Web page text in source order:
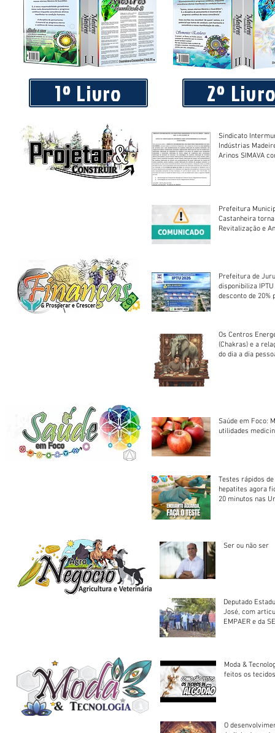
Sindicato Intermunicipal das Indústrias Madeireiras do
Arinos SIMAVA convoca à Assembleia Extraordinária
1º Livro 2º
Sindicato
Indústrias
Arinos SIMAVA convoca à
Prefeitura
Castanheira
Revitalização e
Prefeitura de
disponibiliza
desconto de 20%
Os Centros
(Chakras) e a
do dia a dia
Saúde em Foco:
utilidades
Testes rápidos
hepatites agora
20 minutos nas
Ser ou não ser
Deputado
José, com
EMPAER e da
Moda &
feitos os
O